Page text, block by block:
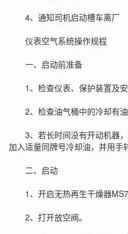
4、通知司机启动槽车离厂
仪表空气系统操作规程
一、启动前准备
1、检查仪表、保护装置及安
2、检查油气桶中的冷却有油
3、若长时间没有开动机器，
加入适量同牌号冷却油，并用手
二、启动
1、开启无热再生干燥器
2、打开放空阀。